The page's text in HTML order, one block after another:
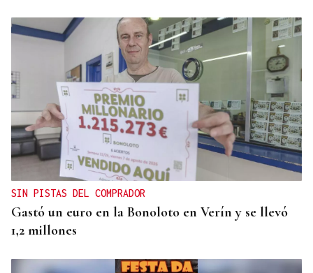
INCLUSIÓN
Las personas con ceguera disfrutarán del eclipse
en espacios de sonificación
SIN PISTAS DEL COMPRADOR
Gastó un euro en la Bonoloto en Verín y se llevó
1,2 millones